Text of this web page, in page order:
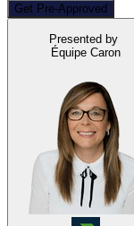
Get Pre-Approved
Presented by
Équipe Caron